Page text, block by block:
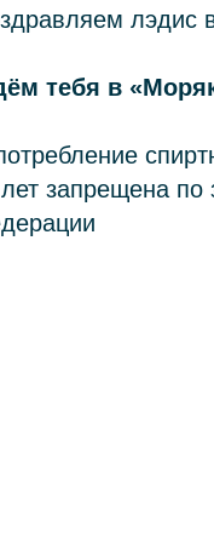
лэдис
тебя в
запрещена по